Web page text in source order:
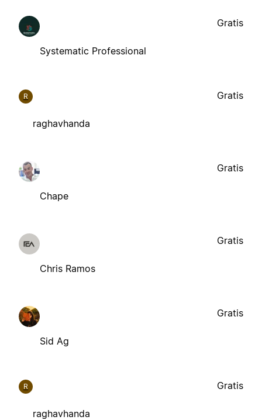
Systematic Professional
Gratis
R
raghavhanda
Gratis
Chape
Gratis
Chris Ramos
Gratis
Sid Ag
Gratis
R
raghavhanda
Gratis